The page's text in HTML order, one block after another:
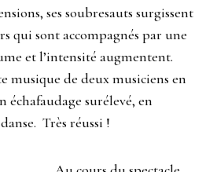
ses soubresauts surgissent
qui sont accompagnés par une
et l’intensité augmentent.
musique de deux musiciens en
surélevé, en
Très réussi !